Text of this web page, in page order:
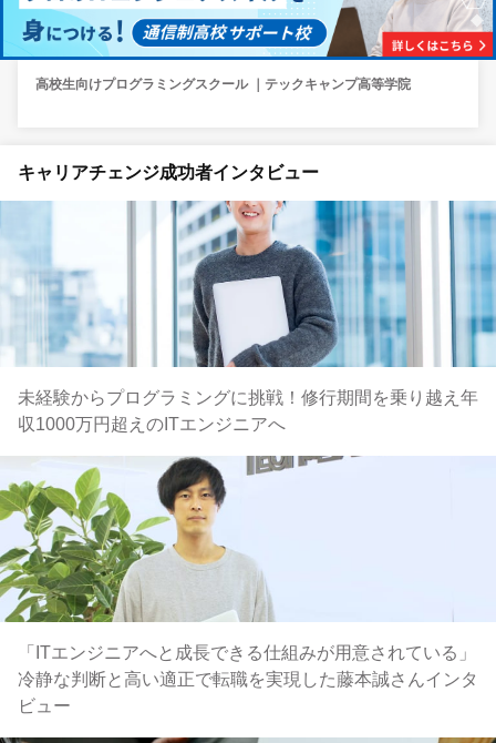
高校生向けプログラミングスクール ｜テックキャンプ高等学院
キャリアチェンジ成功者インタビュー
未経験からプログラミングに挑戦！修行期間を乗り越え年
収1000万円超えのITエンジニアへ
「ITエンジニアへと成長できる仕組みが用意されている」
冷静な判断と高い適正で転職を実現した藤本誠さんインタ
ビュー